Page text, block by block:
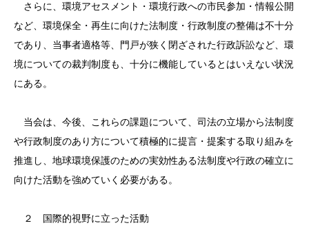
さらに、環境アセスメント・環境行政への市民参加・情報公開
など、環境保全・再生に向けた法制度・行政制度の整備は不十分
であり、当事者適格等、門戸が狭く閉ざされた行政訴訟など、環
境についての裁判制度も、十分に機能しているとはいえない状況
にある。
当会は、今後、これらの課題について、司法の立場から法制度
や行政制度のあり方について積極的に提言・提案する取り組みを
推進し、地球環境保護のための実効性ある法制度や行政の確立に
向けた活動を強めていく必要がある。
２ 国際的視野に立った活動